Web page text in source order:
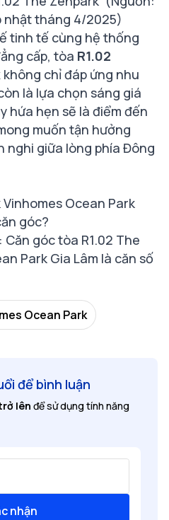
nhật tháng 4/2025)
tinh tế cùng hệ thống
cấp, tòa R1.02
không chỉ đáp ứng nhu
là lựa chọn sáng giá
hứa hẹn sẽ là điểm đến
muốn tận hưởng
nghi giữa lòng phía Đông
Ocean Park
góc?
góc tòa R1.02 The
Park Gia Lâm là căn số
Ocean Park
để bình luận
lên để sử dụng tính năng
nhận